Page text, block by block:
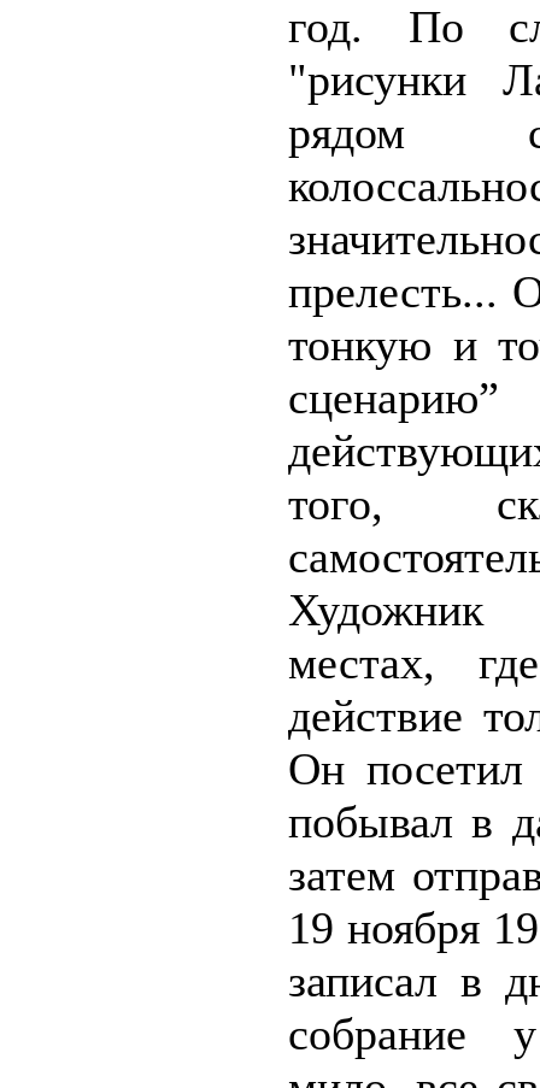
год. По
"рисунки
рядом с
прелесть...
тонкую и
того,
местах,
действие
Он посетил
побывал в
затем
19 ноября
записал в
собрание